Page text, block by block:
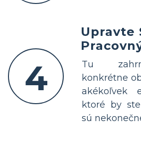
4
Upravte
Tu
konkrétne
akékoľvek
ktoré by
sú